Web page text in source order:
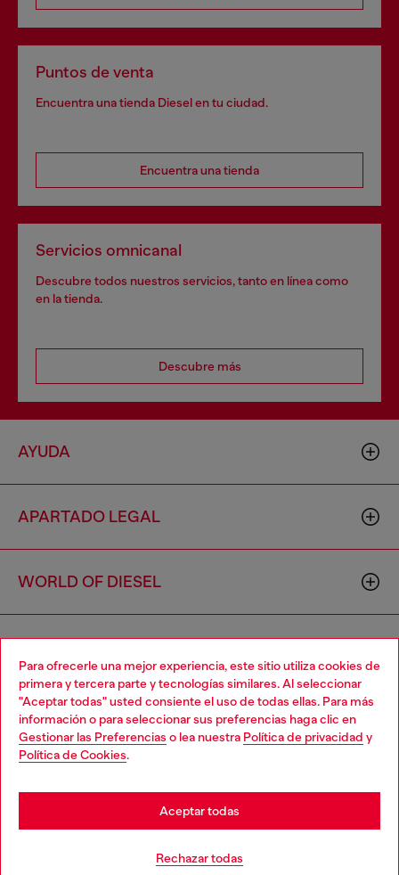
Para ofrecerle una mejor experiencia, este sitio utiliza cookies de
primera y tercera parte y tecnologías similares. Al seleccionar
"Aceptar todas" usted consiente el uso de todas ellas. Para más
información o para seleccionar sus preferencias haga clic en
Gestionar las Preferencias o lea nuestra Política de privacidad y
Política de Cookies.
Rechazar todas
Aceptar todas
Puntos de venta
Encuentra una tienda Diesel en tu ciudad.
Encuentra una tienda
Servicios omnicanal
Descubre todos nuestros servicios, tanto en línea como
en la tienda.
Descubre más
AYUDA
APARTADO LEGAL
WORLD OF DIESEL
VAT 00642650246 -v10.9.10
Country: ES Language: ES
Choose your location
You are currently browsing España website, but it seems you
may be based in United States